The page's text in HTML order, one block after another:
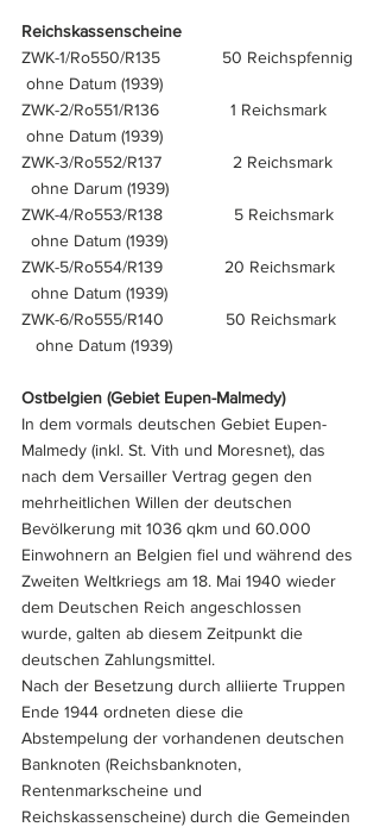
Reichskassenscheine
ZWK-1/Ro550/R135             50 Reichspfennig
ohne Datum (1939)
ZWK-2/Ro551/R136               1 Reichsmark
ohne Datum (1939)
ZWK-3/Ro552/R137               2 Reichsmark
  ohne Darum (1939)
ZWK-4/Ro553/R138               5 Reichsmark
  ohne Datum (1939)
ZWK-5/Ro554/R139             20 Reichsmark
  ohne Datum (1939)
ZWK-6/Ro555/R140             50 Reichsmark
   ohne Datum (1939)
Ostbelgien (Gebiet Eupen-Malmedy)
In dem vormals deutschen Gebiet Eupen-
Malmedy (inkl. St. Vith und Moresnet), das
nach dem Versailler Vertrag gegen den
mehrheitlichen Willen der deutschen
Bevölkerung mit 1036 qkm und 60.000
Einwohnern an Belgien fiel und während des
Zweiten Weltkriegs am 18. Mai 1940 wieder
dem Deutschen Reich angeschlossen
wurde, galten ab diesem Zeitpunkt die
deutschen Zahlungsmittel.
Nach der Besetzung durch alliierte Truppen
Ende 1944 ordneten diese die
Abstempelung der vorhandenen deutschen
Banknoten (Reichsbanknoten,
Rentenmarkscheine und
Reichskassenscheine) durch die Gemeinden